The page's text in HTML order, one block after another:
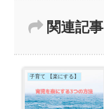
関連記事
子育て 【楽にする】